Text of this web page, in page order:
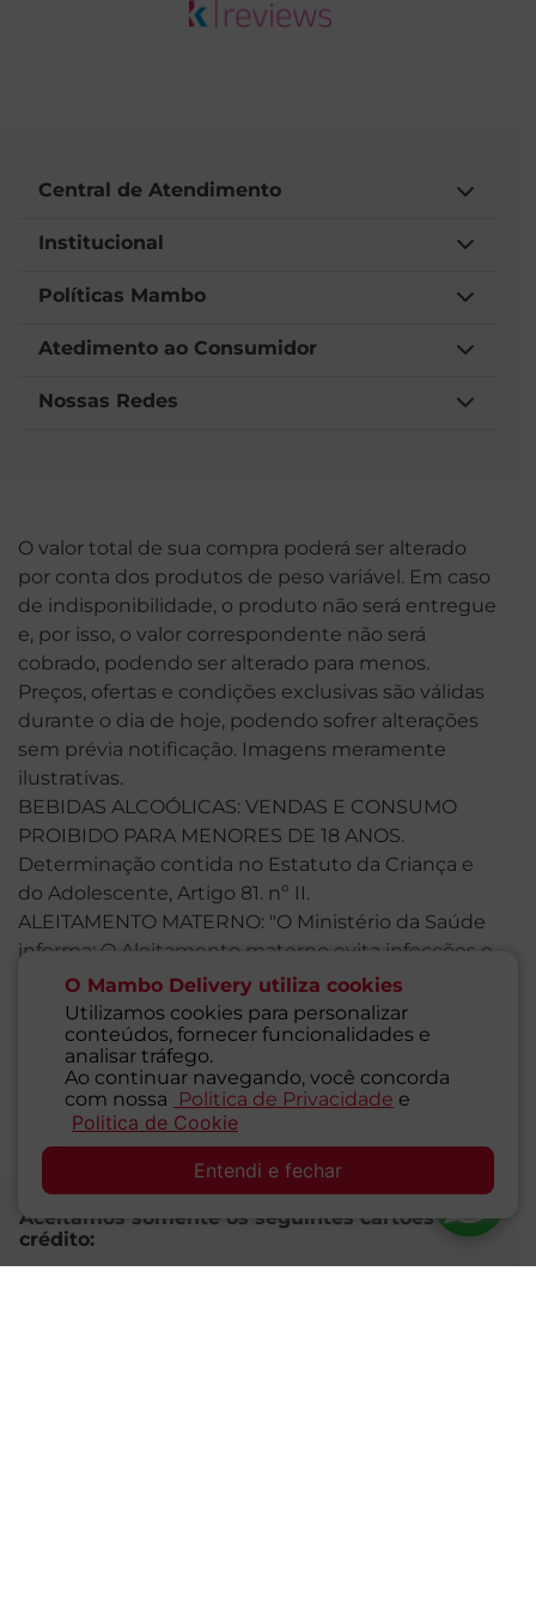
O Mambo Delivery utiliza cookies
Utilizamos cookies para personalizar
conteúdos, fornecer funcionalidades e
analisar tráfego.
Ao continuar navegando, você concorda
com nossa
Politica de Privacidade e
Politica de Cookie
Entendi e fechar
Central de Atendimento
Institucional
Políticas Mambo
Atedimento ao Consumidor
Nossas Redes
O valor total de sua compra poderá ser alterado
por conta dos produtos de peso variável. Em caso
de indisponibilidade, o produto não será entregue
e, por isso, o valor correspondente não será
cobrado, podendo ser alterado para menos.
Preços, ofertas e condições exclusivas são válidas
durante o dia de hoje, podendo sofrer alterações
sem prévia notificação. Imagens meramente
ilustrativas.
BEBIDAS ALCOÓLICAS: VENDAS E CONSUMO
PROIBIDO PARA MENORES DE 18 ANOS.
Determinação contida no Estatuto da Criança e
do Adolescente, Artigo 81. nº II.
ALEITAMENTO MATERNO: "O Ministério da Saúde
informa: O Aleitamento materno evita infecções e
alergias e é recomendado até os dois anos de
idade ou mais". Art. 4º, I - NBCAL, Lei 11.265/2006.
"O Ministério da Saúde informa: Após os seis
meses de idade continue amamentando seu filho
e ofereça novos alimentos". Art. 5º, II - NBCAL, Lei
11.265/2006.
Aceitamos somente os seguintes cartões de
crédito: